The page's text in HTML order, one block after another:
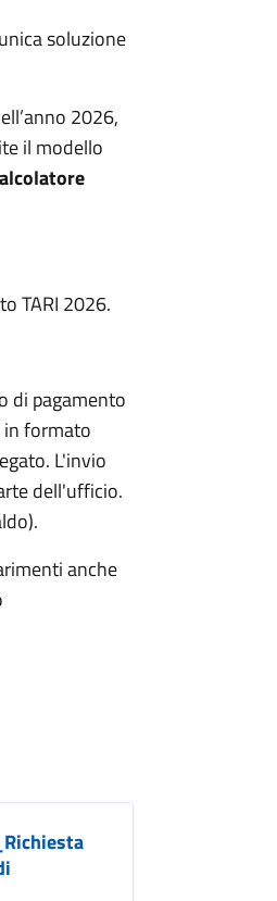
soluzione
2026,
il modello
TARI 2026.
di pagamento
in formato
L'invio
dell'ufficio.
anche